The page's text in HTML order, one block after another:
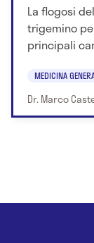
La flogosi
trigemino
principali
MEDICINA
Dr. Marco